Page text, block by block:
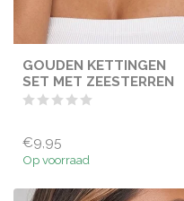
GOUDEN KETTINGEN
SET MET ZEESTERREN
€9,95
Op voorraad